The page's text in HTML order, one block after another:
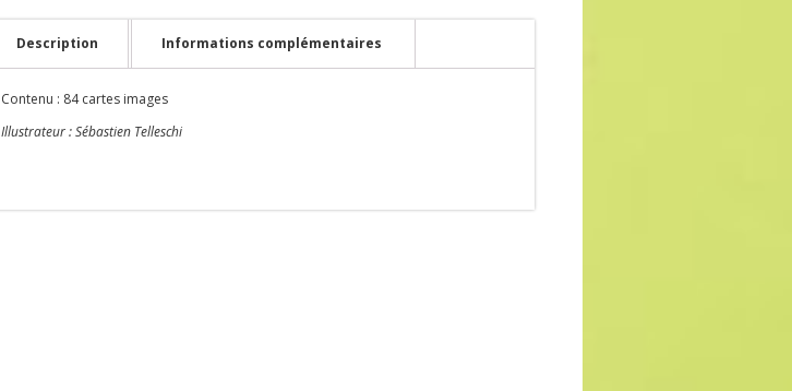
Description Informations complémentaires
Contenu : 84 cartes images
Illustrateur : Sébastien Telleschi